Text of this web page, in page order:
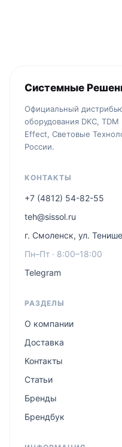
Системные
Официальный
оборудования DKC,
Effect, Световые
России.
КОНТАКТЫ
+7 (4812) 54-82-55
teh@sissol.ru
г. Смоленск, ул.
Пн–Пт · 8:00–18:00
Telegram
РАЗДЕЛЫ
О компании
Доставка
Контакты
Статьи
Бренды
Брендбук